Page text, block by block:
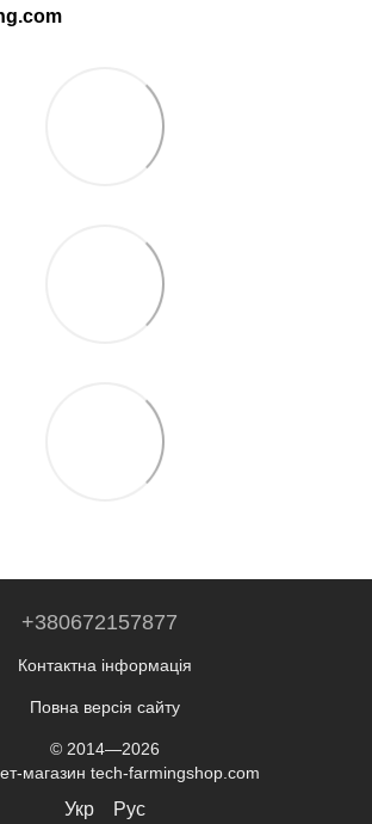
+380672157877
Контактна інформація
Повна версія сайту
© 2014—2026
магазин tech-farmingshop.com
Укр Рус